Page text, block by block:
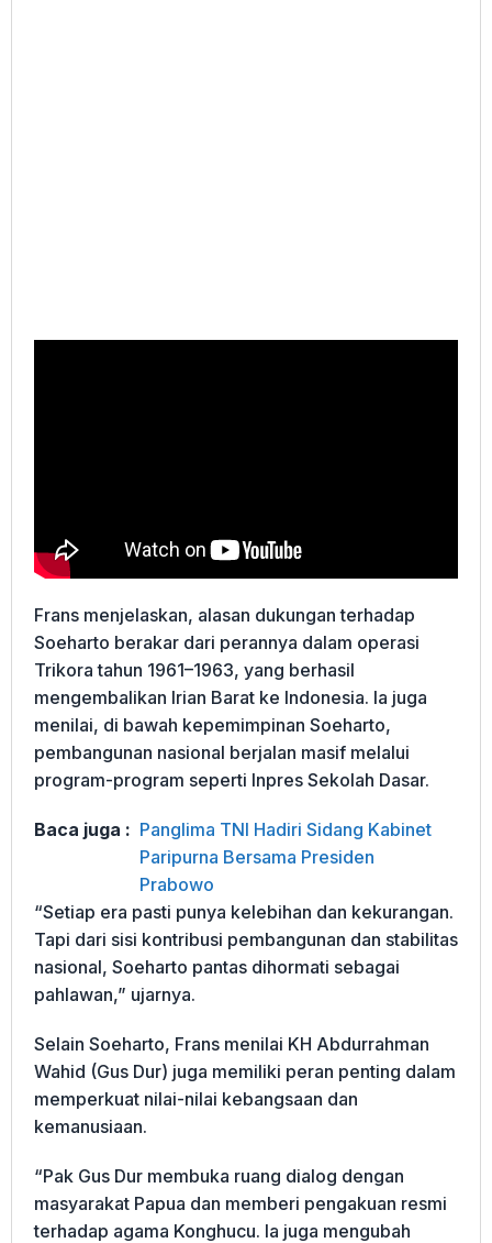
Frans menjelaskan, alasan dukungan terhadap
Soeharto berakar dari perannya dalam operasi
Trikora tahun 1961–1963, yang berhasil
mengembalikan Irian Barat ke Indonesia. Ia juga
menilai, di bawah kepemimpinan Soeharto,
pembangunan nasional berjalan masif melalui
program-program seperti Inpres Sekolah Dasar.
Baca juga : Panglima TNI Hadiri Sidang Kabinet
Paripurna Bersama Presiden
Prabowo
“Setiap era pasti punya kelebihan dan kekurangan.
Tapi dari sisi kontribusi pembangunan dan stabilitas
nasional, Soeharto pantas dihormati sebagai
pahlawan,” ujarnya.
Selain Soeharto, Frans menilai KH Abdurrahman
Wahid (Gus Dur) juga memiliki peran penting dalam
memperkuat nilai-nilai kebangsaan dan
kemanusiaan.
“Pak Gus Dur membuka ruang dialog dengan
masyarakat Papua dan memberi pengakuan resmi
terhadap agama Konghucu. Ia juga mengubah